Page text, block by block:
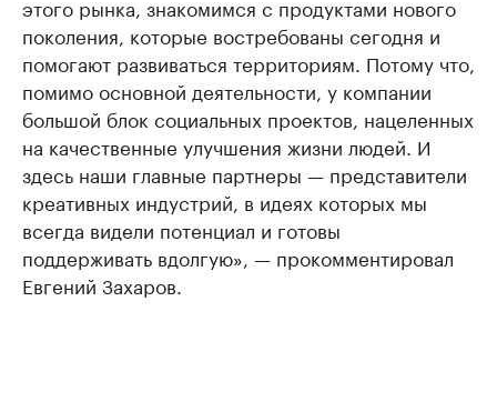
этого рынка, знакомимся с продуктами нового
поколения, которые востребованы сегодня и
помогают развиваться территориям. Потому что,
помимо основной деятельности, у компании
большой блок социальных проектов, нацеленных
на качественные улучшения жизни людей. И
здесь наши главные партнеры — представители
креативных индустрий, в идеях которых мы
всегда видели потенциал и готовы
поддерживать вдолгую», — прокомментировал
Евгений Захаров.